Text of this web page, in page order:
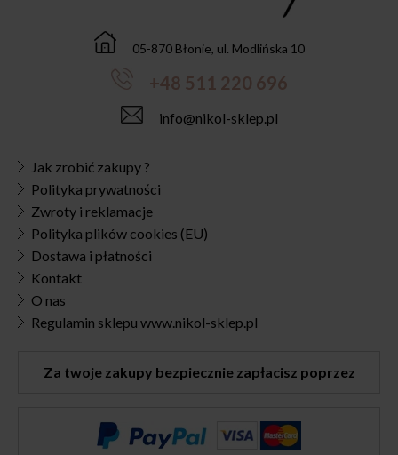
05-870 Błonie, ul. Modlińska 10
+48 511 220 696
info@nikol-sklep.pl
Jak zrobić zakupy ?
Polityka prywatności
Zwroty i reklamacje
Polityka plików cookies (EU)
Dostawa i płatności
Kontakt
O nas
Regulamin sklepu www.nikol-sklep.pl
Za twoje zakupy bezpiecznie zapłacisz poprzez